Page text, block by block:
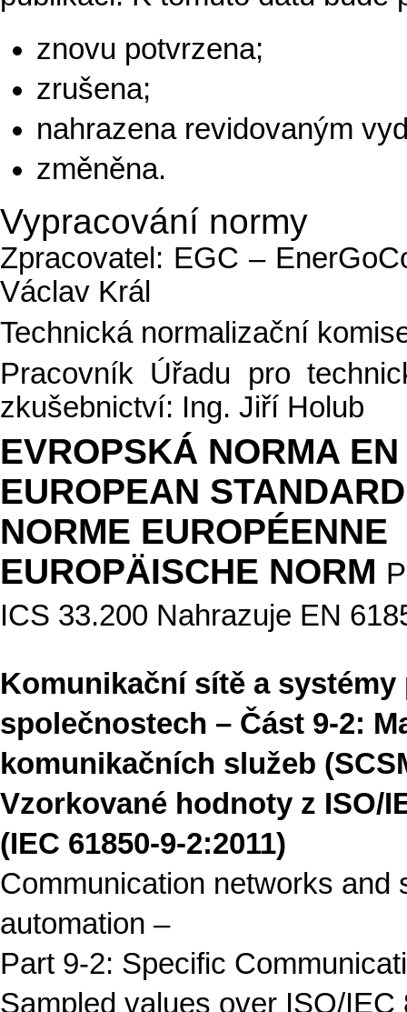
znovu potvrzena;
zrušena;
nahrazena revidovaným
změněna.
Vypracování normy
Zpracovatel: EGC –
Václav Král
Technická normalizační
Pracovník Úřadu pro
zkušebnictví: Ing. Jiří Holub
EVROPSKÁ NORMA
EUROPEAN STANDARD
NORME EUROPÉENNE
EUROPÄISCHE NORM
ICS 33.200 Nahrazuje EN
Komunikační sítě a
společnostech – Část 9-2:
komunikačních služeb
Vzorkované hodnoty z ISO/
(IEC 61850-9-2:2011)
Communication networks and
automation –
Part 9-2: Specific
Sampled values over ISO/IEC